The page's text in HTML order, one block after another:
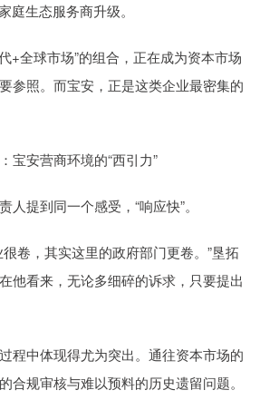
庭生态服务商升级。
+全球市场”的组合，正在成为资本市场
参照。而宝安，正是这类企业最密集的
宝安营商环境的“西引力”
提到同一个感受，“响应快”。
卷，其实这里的政府部门更卷。”垦拓
他看来，无论多细碎的诉求，只要提出
程中体现得尤为突出。通往资本市场的
合规审核与难以预料的历史遗留问题。